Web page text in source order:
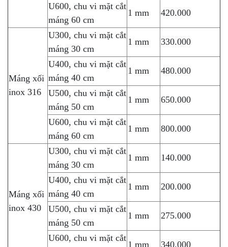
U600, chu vi mặt cắt
máng 60 cm
1 mm 420.000
Máng xối
inox 316
U300, chu vi mặt cắt
máng 30 cm
1 mm 330.000
U400, chu vi mặt cắt
máng 40 cm
1 mm 480.000
U500, chu vi mặt cắt
máng 50 cm
1 mm 650.000
U600, chu vi mặt cắt
máng 60 cm
1 mm 800.000
Máng xối
inox 430
U300, chu vi mặt cắt
máng 30 cm
1 mm 140.000
U400, chu vi mặt cắt
máng 40 cm
1 mm 200.000
U500, chu vi mặt cắt
máng 50 cm
1 mm 275.000
U600, chu vi mặt cắt
1 mm 340.000